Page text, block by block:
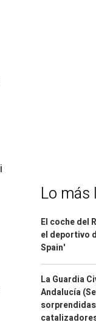
Lo más
El coche del
el deportivo
Spain'
La Guardia
Andalucía